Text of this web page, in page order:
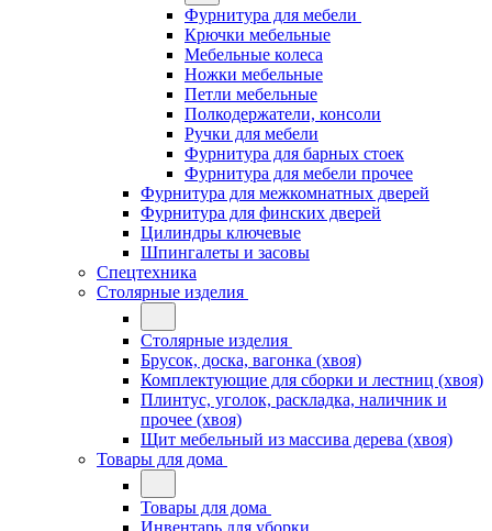
Фурнитура для мебели
Крючки мебельные
Мебельные колеса
Ножки мебельные
Петли мебельные
Полкодержатели, консоли
Ручки для мебели
Фурнитура для барных стоек
Фурнитура для мебели прочее
Фурнитура для межкомнатных дверей
Фурнитура для финских дверей
Цилиндры ключевые
Шпингалеты и засовы
Спецтехника
Столярные изделия
Столярные изделия
Брусок, доска, вагонка (хвоя)
Комплектующие для сборки и лестниц (хвоя)
Плинтус, уголок, раскладка, наличник и
прочее (хвоя)
Щит мебельный из массива дерева (хвоя)
Товары для дома
Товары для дома
Инвентарь для уборки